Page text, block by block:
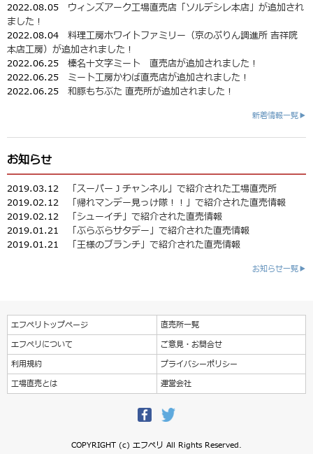
2022.08.05 ウィンズアーク工場直売店「ソルデシレ本店」が追加され
ました！
2022.08.04 料理工房ホワイトファミリー（京のぷりん調進所 吉祥院
本店工房）が追加されました！
2022.06.25 榛名十文字ミート 直売店が追加されました！
2022.06.25 ミート工房かわば直売店が追加されました！
2022.06.25 和豚もちぶた 直売所が追加されました！
新着情報一覧▶
お知らせ
2019.03.12
「スーパーＪチャンネル」で紹介された工場直売所
2019.02.12
「帰れマンデー見っけ隊！！」で紹介された直売情報
2019.02.12
「シューイチ」で紹介された直売情報
2019.01.21
「ぶらぶらサタデー」で紹介された直売情報
2019.01.21
「王様のブランチ」で紹介された直売情報
お知らせ一覧▶
エフペリトップページ
直売所一覧
エフペリについて
ご意見・お問合せ
利用規約
プライバシーポリシー
工場直売とは
運営会社
COPYRIGHT (c) エフペリ All Rights Reserved.